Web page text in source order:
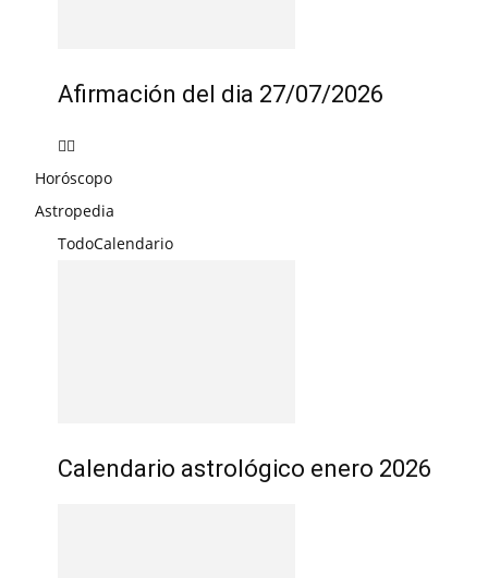
Afirmación del dia 27/07/2026
Horóscopo
Astropedia
TodoCalendario
Calendario astrológico enero 2026